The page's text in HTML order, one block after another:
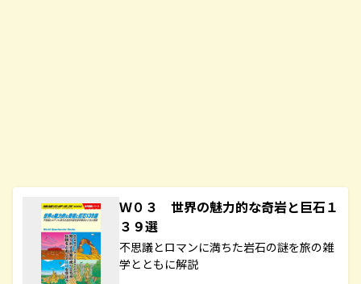
Ｗ０３ 世界の魅力的な奇岩と巨石１
３９選
不思議とロマンに満ちた岩石の謎を旅の雑
学とともに解説